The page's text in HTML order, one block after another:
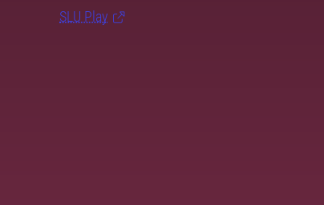
SLU Play